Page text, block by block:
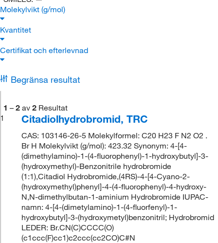
Molekylvikt (g/mol)
Kvantitet
Certifikat och efterlevnad
Begränsa resultat
1 – 2 av 2 Resultat
1
Citadiolhydrobromid, TRC
CAS: 103146-26-5 Molekylformel: C20 H23 F N2 O2 .
Br H Molekylvikt (g/mol): 423.32 Synonym: 4-[4-
(dimethylamino)-1-(4-fluorophenyl)-1-hydroxybutyl]-3-
(hydroxymethyl)-Benzonitrile hydrobromide
(1:1),Citadiol Hydrobromide,(4RS)-4-[4-Cyano-2-
(hydroxymethyl)phenyl]-4-(4-fluorophenyl)-4-hydroxy-
N,N-dimethylbutan-1-aminium Hydrobromide IUPAC-
namn: 4-[4-(dimetylamino)-1-(4-fluorfenyl)-1-
hydroxybutyl]-3-(hydroxymetyl)benzonitril; Hydrobromid
LEDER: Br.CN(C)CCCC(O)
(c1ccc(F)cc1)c2ccc(cc2CO)C#N